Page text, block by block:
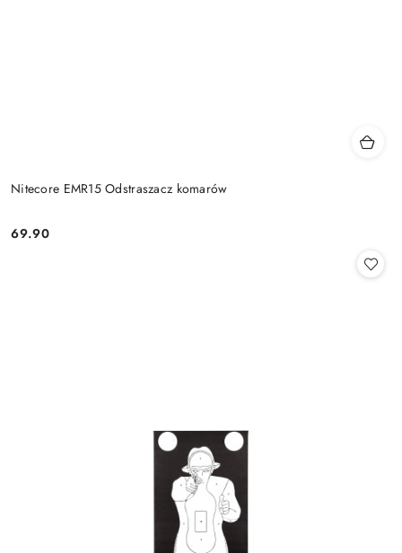
Nitecore EMR15 Odstraszacz komarów
Cena:
69.90